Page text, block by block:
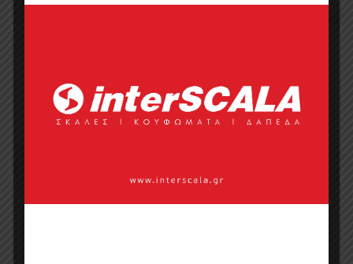
0 0
Store: Al2
Τραπεζάκι σαλονιού Μεταλλικό MTA